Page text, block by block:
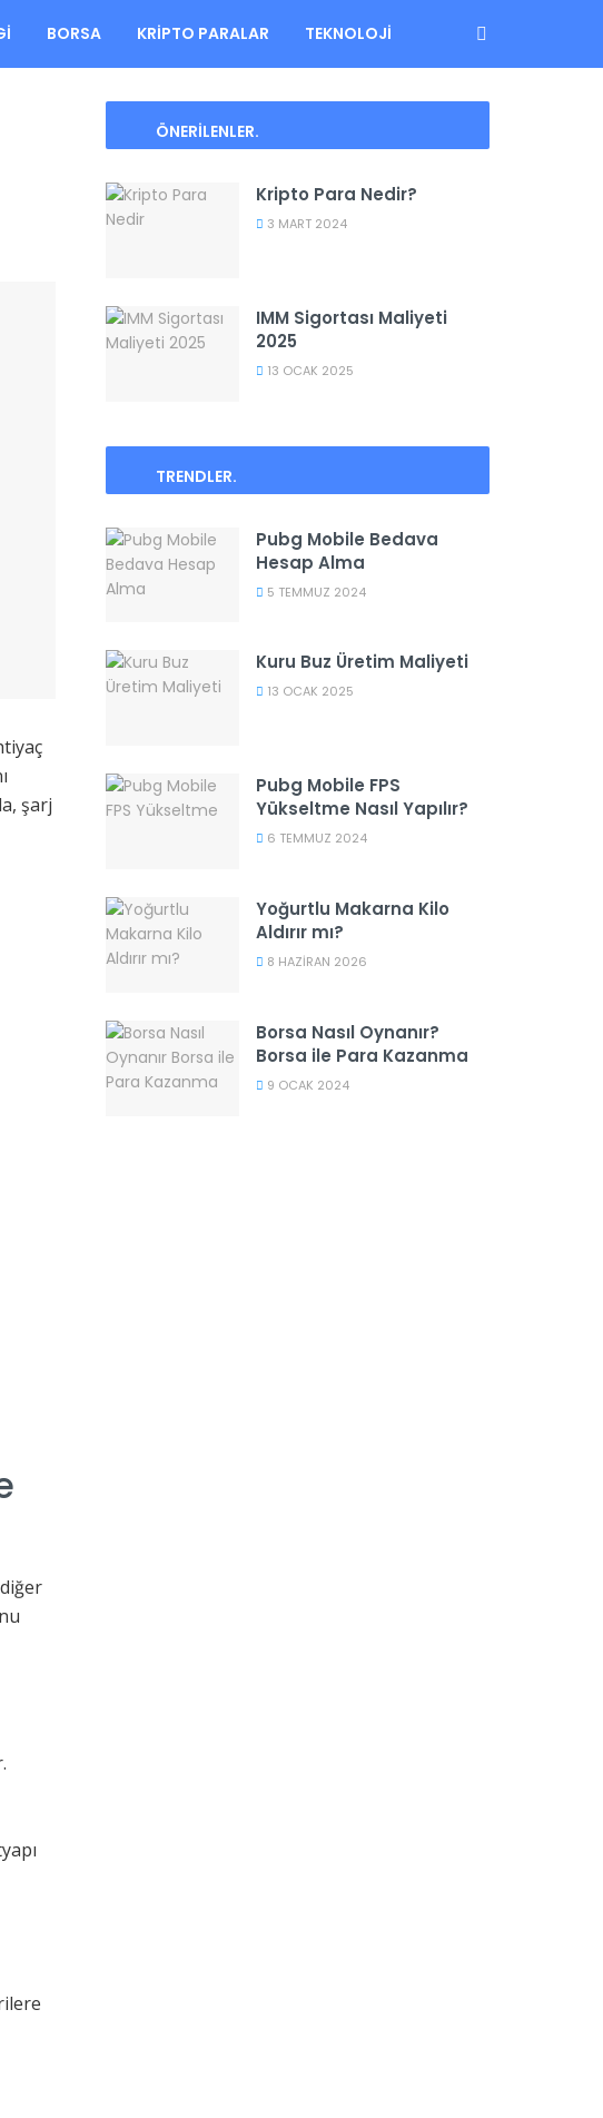
BORSA KRIPTO PARALAR TEKNOLOJI
şarj
ÖNERİLENLER.
Kripto Para Nedir?
3 MART 2024
IMM Sigortası Maliyeti
2025
13 OCAK 2025
TRENDLER.
Pubg Mobile Bedava
Hesap Alma
5 TEMMUZ 2024
Kuru Buz Üretim Maliyeti
13 OCAK 2025
Pubg Mobile FPS
Yükseltme Nasıl Yapılır?
6 TEMMUZ 2024
Yoğurtlu Makarna Kilo
Aldırır mı?
8 HAZIRAN 2026
Borsa Nasıl Oynanır?
Borsa ile Para Kazanma
9 OCAK 2024